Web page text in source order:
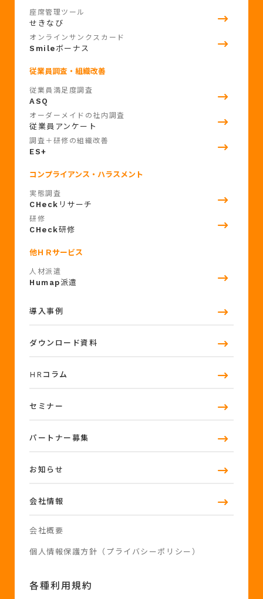
座席管理ツール
せきなび
オンラインサンクスカード
Smile ボーナス
従業員調査・組織改善
従業員満足度調査
ASQ
オーダーメイドの社内調査
従業員アンケート
調査＋研修の組織改善
ES+
コンプライアンス・ハラスメント
実態調査
CHeck リサーチ
研修
CHeck研修
他ＨＲサービス
人材派遣
Humap 派遣
導入事例
ダウンロード資料
HRコラム
セミナー
パートナー募集
お知らせ
会社情報
会社概要
個人情報保護方針（プライバシーポリシー）
各種利用規約